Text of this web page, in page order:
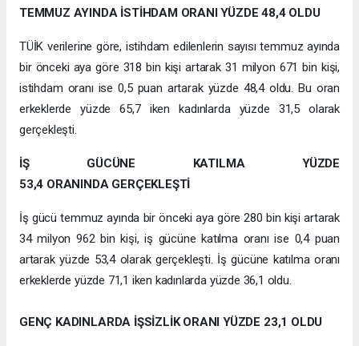
TEMMUZ AYINDA İSTİHDAM ORANI YÜZDE 48,4 OLDU
TÜİK verilerine göre, istihdam edilenlerin sayısı temmuz ayında
bir önceki aya göre 318 bin kişi artarak 31 milyon 671 bin kişi,
istihdam oranı ise 0,5 puan artarak yüzde 48,4 oldu. Bu oran
erkeklerde yüzde 65,7 iken kadınlarda yüzde 31,5 olarak
gerçekleşti.
İŞ GÜCÜNE KATILMA YÜZDE
53,4 ORANINDA GERÇEKLEŞTİ
İş gücü temmuz ayında bir önceki aya göre 280 bin kişi artarak
34 milyon 962 bin kişi, iş gücüne katılma oranı ise 0,4 puan
artarak yüzde 53,4 olarak gerçekleşti. İş gücüne katılma oranı
erkeklerde yüzde 71,1 iken kadınlarda yüzde 36,1 oldu.
GENÇ KADINLARDA İŞSİZLİK ORANI YÜZDE 23,1 OLDU